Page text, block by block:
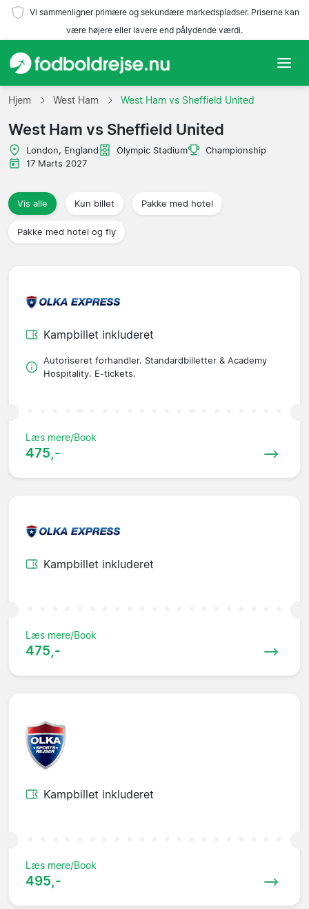
Vi sammenligner primære og sekundære markedspladser. Priserne kan
være højere eller lavere end pålydende værdi.
Hjem
Hold
Ligaer
Rejsebureauer
Hjem West Ham West Ham vs Sheffield United
West Ham vs Sheffield United
London, England Olympic Stadium
Championship
17 Marts 2027
Vis alle Kun billet Pakke med hotel
Pakke med hotel og fly
Kampbillet inkluderet
Autoriseret forhandler. Standardbilletter & Academy
Hospitality. E-tickets.
Læs mere/Book
475,-
Kampbillet inkluderet
Læs mere/Book
475,-
Kampbillet inkluderet
Læs mere/Book
495,-